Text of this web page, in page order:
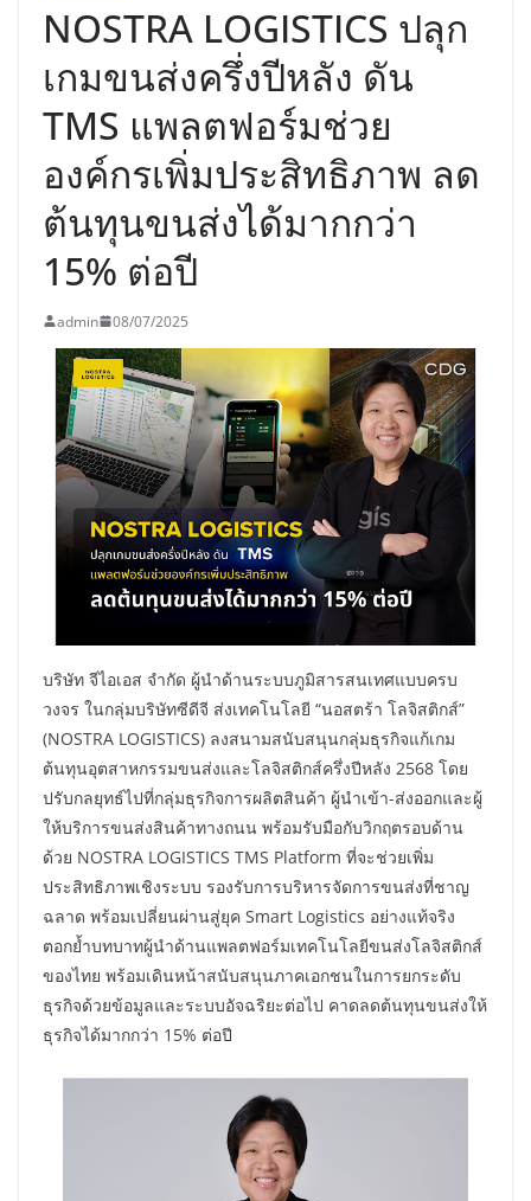
NOSTRA LOGISTICS ปลุก
เกมขนส่งครึ่งปีหลัง ดัน
TMS แพลตฟอร์มช่วย
องค์กรเพิ่มประสิทธิภาพ ลด
ต้นทุนขนส่งได้มากกว่า
15% ต่อปี
admin 08/07/2025
บริษัท จีไอเอส จำกัด ผู้นำด้านระบบภูมิสารสนเทศแบบครบ
วงจร ในกลุ่มบริษัทซีดีจี ส่งเทคโนโลยี “นอสตร้า โลจิสติกส์”
(NOSTRA LOGISTICS) ลงสนามสนับสนุนกลุ่มธุรกิจแก้เกม
ต้นทุนอุตสาหกรรมขนส่งและโลจิสติกส์ครึ่งปีหลัง 2568 โดย
ปรับกลยุทธ์ไปที่กลุ่มธุรกิจการผลิตสินค้า ผู้นำเข้า-ส่งออกและผู้
ให้บริการขนส่งสินค้าทางถนน พร้อมรับมือกับวิกฤตรอบด้าน
ด้วย NOSTRA LOGISTICS TMS Platform ที่จะช่วยเพิ่ม
ประสิทธิภาพเชิงระบบ รองรับการบริหารจัดการขนส่งที่ชาญ
ฉลาด พร้อมเปลี่ยนผ่านสู่ยุค Smart Logistics อย่างแท้จริง
ตอกย้ำบทบาทผู้นำด้านแพลตฟอร์มเทคโนโลยีขนส่งโลจิสติกส์
ของไทย พร้อมเดินหน้าสนับสนุนภาคเอกชนในการยกระดับ
ธุรกิจด้วยข้อมูลและระบบอัจฉริยะต่อไป คาดลดต้นทุนขนส่งให้
ธุรกิจได้มากกว่า 15% ต่อปี